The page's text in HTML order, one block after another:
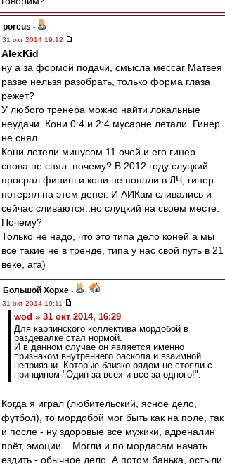
porcus -
31 окт 2014 19:12
AlexKid
ну а за формой подачи, смысла мессаг Матвея
разве нельзя разобрать, только форма глаза
режет?
У любого тренера можно найти локальные
неудачи. Кони 0:4 и 2:4 мусарне летали. Гинер
не снял.
Кони летели минусом 11 очей и его гинер
снова не снял..почему? В 2012 году слуцкий
просрал финиш и кони не попали в ЛЧ, гинер
потерял на этом денег. И АИКам сливались и
сейчас сливаются..но слуцкий на своем месте.
Почему?
Только не надо, что это типа дело коней а мы
все такие не в тренде, типа у нас свой путь в 21
веке, ага)
Большой Хорхе -
31 окт 2014 19:11
wod » 31 окт 2014, 16:29
Для карпинского коллектива мордобой в
раздевалке стал нормой.
И в данном случае он является именно
признаком внутреннего раскола и взаимной
неприязни. Которые близко рядом не стояли с
принципом "Один за всех и все за одного!".
Когда я играл (любительский, ясное дело,
футбол), то мордобой мог быть как на поле, так
и после - ну здоровые все мужики, адреналин
прёт, эмоции... Могли и по мордасам начать
ездить - обычное дело. А потом банька, остыли